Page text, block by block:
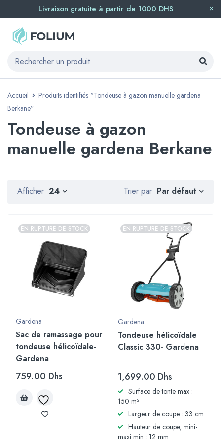
Livraison gratuite à partir de 1000 DHS
Accueil
Produits identifiés “Tondeuse à gazon manuelle gardena
Berkane”
Tondeuse à gazon
manuelle gardena Berkane
Trier par Par défaut
Afficher 24
EN RUPTURE DE STOCK
Gardena
Sac de ramassage pour
tondeuse hélicoïdale-
Gardena
759.00 Dhs
EN RUPTURE DE STOCK
Gardena
Tondeuse hélicoïdale
Classic 330- Gardena
1,699.00 Dhs
Surface de tonte max :
150 m²
Largeur de coupe : 33 cm
Hauteur de coupe, mini-
maxi min : 12 mm